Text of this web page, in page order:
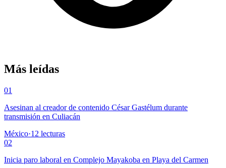
Más leídas
01
Asesinan al creador de contenido César Gastélum durante
transmisión en Culiacán
México·12 lecturas
02
Inicia paro laboral en Complejo Mayakoba en Playa del Carmen